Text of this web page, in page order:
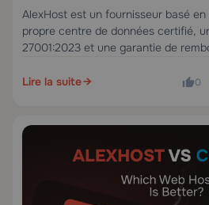
AlexHost est un fournisseur basé
propre centre de données certifié,
27001:2023 et une garantie de
dans le monde, offrant des serveurs
Lire la suite 0